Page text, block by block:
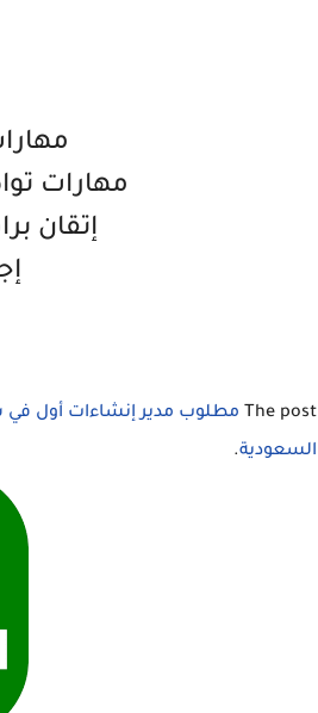
مهارات
إتقان
The post مطلوب مدير إنشاءات أول في
السعودية.